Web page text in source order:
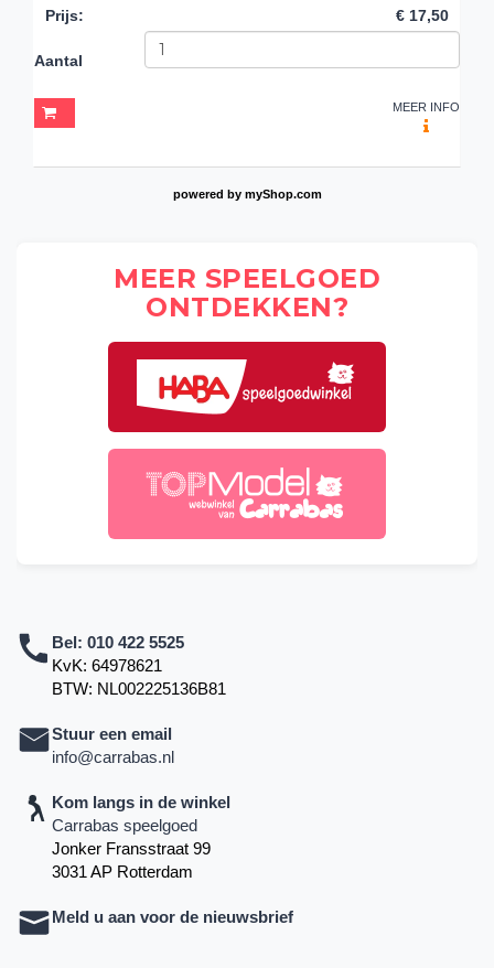
Prijs: € 17,50
Aantal
MEER INFO
powered by myShop.com
MEER SPEELGOED
ONTDEKKEN?
Bel: 010 422 5525
KvK: 64978621
BTW: NL002225136B81
Stuur een email
info@carrabas.nl
Kom langs in de winkel
Carrabas speelgoed
Jonker Fransstraat 99
3031 AP Rotterdam
Meld u aan voor de nieuwsbrief